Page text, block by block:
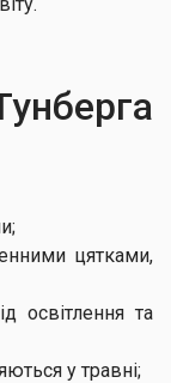
цятками,
освітлення та
у травні;